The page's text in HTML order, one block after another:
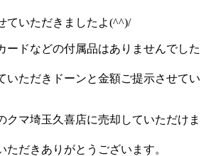
ていただきましたよ(^^)/
ードなどの付属品はありませんでした
いただきドーンと金額ご提示させてい
クマ埼玉久喜店に売却していただけま
ただきありがとうございます。